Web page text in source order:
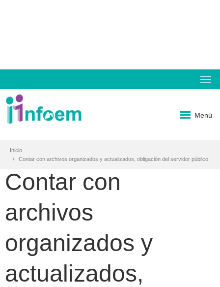
Menú
Inicio
Contar con archivos organizados y actualizados, obligación del servidor público
Contar con
archivos
organizados y
actualizados,